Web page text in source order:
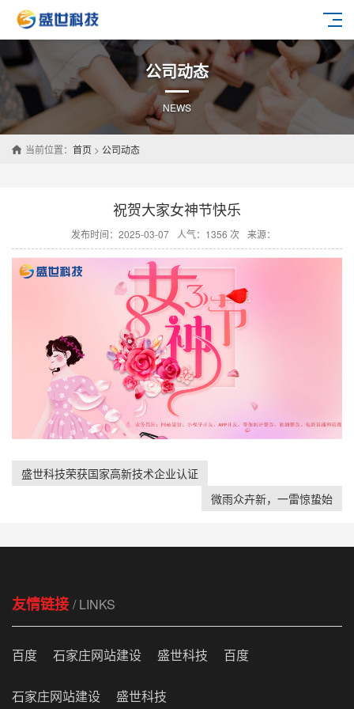
公司动态
NEWS
当前位置： 首页 > 公司动态
祝贺大家女神节快乐
发布时间：2025-03-07 人气：1356 次 来源：
盛世科技荣获国家高新技术企业认证
微雨众卉新，一雷惊蛰始
友情链接 / LINKS
百度 石家庄网站建设 盛世科技 百度
石家庄网站建设 盛世科技